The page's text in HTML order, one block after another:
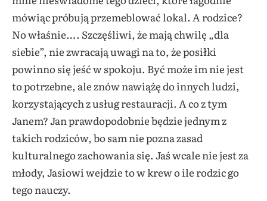
mówiąc próbują przemeblować lokal. A rodzice?
No właśnie…. Szczęśliwi, że mają chwilę „dla
siebie”, nie zwracają uwagi na to, że posiłki
powinno się jeść w spokoju. Być może im nie jest
to potrzebne, ale znów nawiążę do innych ludzi,
korzystających z usług restauracji. A co z tym
Janem? Jan prawdopodobnie będzie jednym z
takich rodziców, bo sam nie pozna zasad
kulturalnego zachowania się. Jaś wcale nie jest za
młody, Jasiowi wejdzie to w krew o ile rodzic go
tego nauczy.